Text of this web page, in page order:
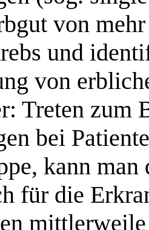
von
und
von
Treten zum
bei
kann man
für die